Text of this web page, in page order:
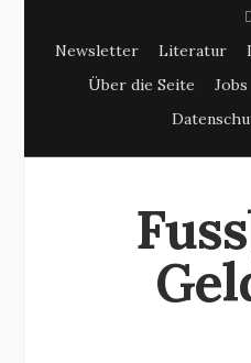
Newsletter Literatur
Über die Seite
Jobs